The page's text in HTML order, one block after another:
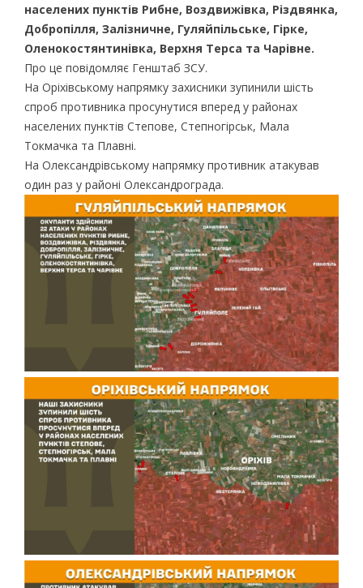
населених пунктів Рибне, Воздвижівка, Різдвянка,
Добропілля, Залізничне, Гуляйпільське, Гірке,
Оленокостянтинівка, Верхня Терса та Чарівне.
Про це повідомляє Генштаб ЗСУ.
На Оріхівському напрямку захисники зупинили шість
спроб противника просунутися вперед у районах
населених пунктів Степове, Степногірськ, Мала
Токмачка та Плавні.
На Олександрівському напрямку противник атакував
один раз у районі Олександрограда.